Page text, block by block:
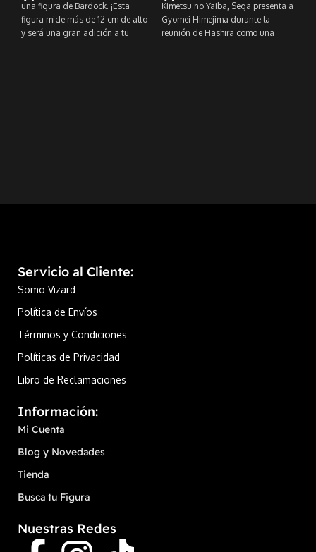
una figura de Bardock. ¡Esta
figura mide más de 12 cm de alto
y será una gran adición a tu
Kimetsu no Yaiba, Sega presenta a
Gyomei Himejima durante la
reunión de Hashira como una
Servicio al Cliente:
Somo Vizard
Política de Envíos
Términos y Condiciones
Políticas de Privacidad
Libro de Reclamaciones
Información:
Mi Cuenta
Blog y Novedades
Tienda
Busca tu Figura
Nuestras Redes